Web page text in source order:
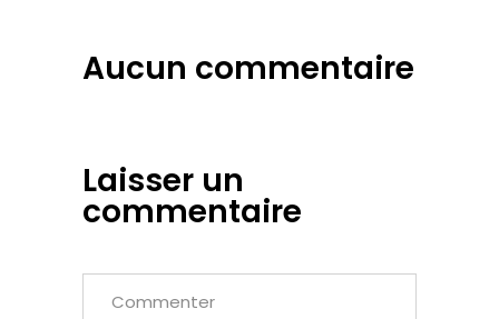
Aucun commentaire
Laisser un
commentaire